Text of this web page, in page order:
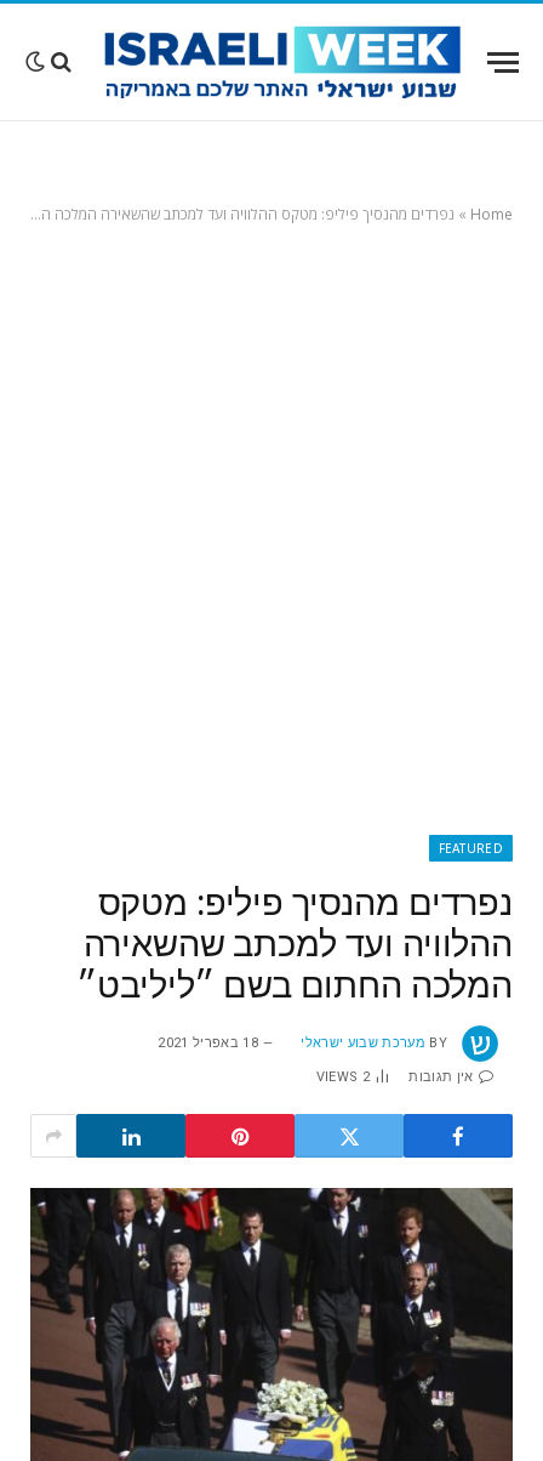
Home
» נפרדים מהנסיך פיליפ: מטקס ההלוויה ועד למכתב שהשאירה המלכה החתום בשם ״ליליבט״
FEATURED
נפרדים מהנסיך פיליפ: מטקס
ההלוויה ועד למכתב שהשאירה
המלכה החתום בשם ״ליליבט״
BY מערכת שבוע ישראלי 18 באפריל 2021
אין תגובות 2
VIEWS